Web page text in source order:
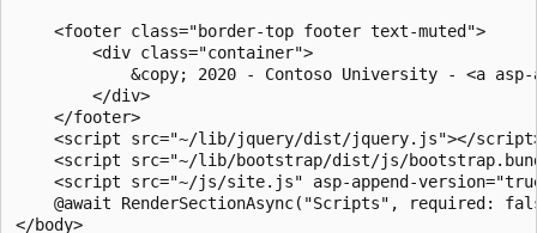
    <footer class="border-top footer text-muted">
        <div class="container">
&copy; 2020 - Contoso University - <a
        </div>
    </footer>
<script src="~/lib/jquery/dist/jquery.js"></
<script src="~/lib/bootstrap/dist/js/
<script src="~/js/site.js" asp-append-
@await RenderSectionAsync("Scripts", required:
</body>